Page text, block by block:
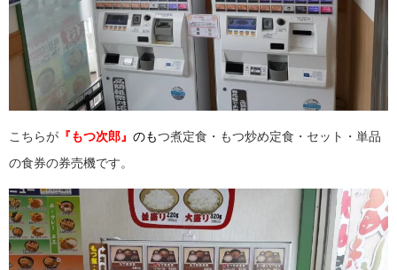
こちらが 『もつ次郎』 のもつ煮定食・もつ炒め定食・セット・単品
の食券の券売機です。